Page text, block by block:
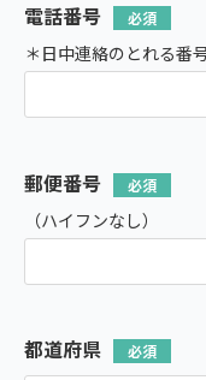
電話番号
＊日中連絡のとれる番
郵便番号
（ハイフンなし）
都道府県